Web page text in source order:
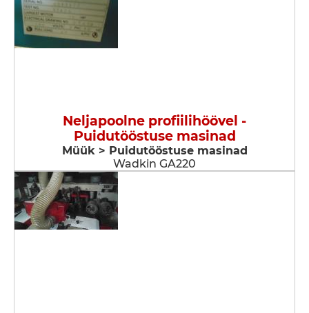
Neljapoolne profiilihöövel -
Puidutööstuse masinad
Müük > Puidutööstuse masinad
Wadkin GA220